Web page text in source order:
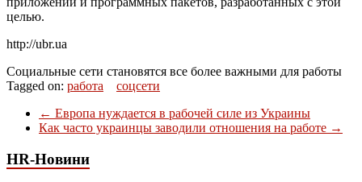
целью.
http://ubr.ua
Социальные сети становятся все более важными для работы
Tagged on: работа
соцсети
← Европа нуждается в рабочей силе из Украины
Как часто украинцы заводили отношения на работе →
HR-Новини